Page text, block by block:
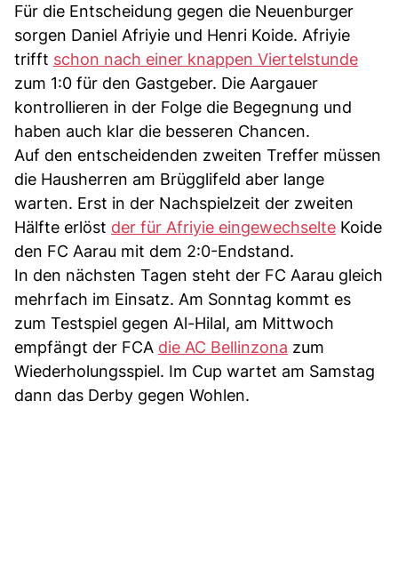
Für die Entscheidung gegen die Neuenburger
sorgen Daniel Afriyie und Henri Koide. Afriyie
trifft schon nach einer knappen Viertelstunde
zum 1:0 für den Gastgeber. Die Aargauer
kontrollieren in der Folge die Begegnung und
haben auch klar die besseren Chancen.
Auf den entscheidenden zweiten Treffer müssen
die Hausherren am Brügglifeld aber lange
warten. Erst in der Nachspielzeit der zweiten
Hälfte erlöst der für Afriyie eingewechselte Koide
den FC Aarau mit dem 2:0-Endstand.
In den nächsten Tagen steht der FC Aarau gleich
mehrfach im Einsatz. Am Sonntag kommt es
zum Testspiel gegen Al-Hilal, am Mittwoch
empfängt der FCA die AC Bellinzona zum
Wiederholungsspiel. Im Cup wartet am Samstag
dann das Derby gegen Wohlen.